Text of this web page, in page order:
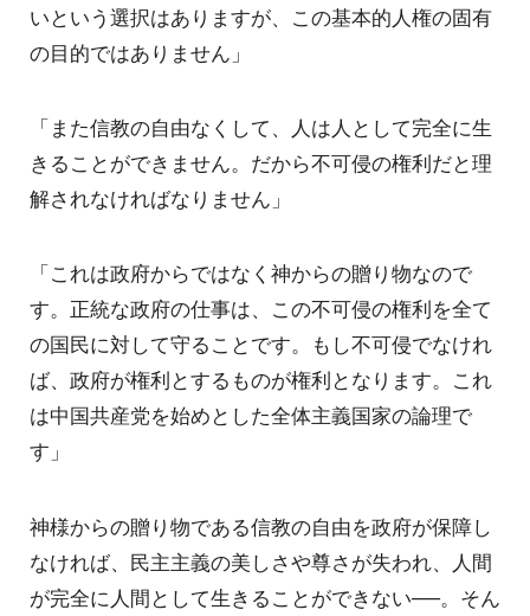
いという選択はありますが、この基本的人権の固有
の目的ではありません」
「また信教の自由なくして、人は人として完全に生
きることができません。だから不可侵の権利だと理
解されなければなりません」
「これは政府からではなく神からの贈り物なので
す。正統な政府の仕事は、この不可侵の権利を全て
の国民に対して守ることです。もし不可侵でなけれ
ば、政府が権利とするものが権利となります。これ
は中国共産党を始めとした全体主義国家の論理で
す」
神様からの贈り物である信教の自由を政府が保障し
なければ、民主主義の美しさや尊さが失われ、人間
が完全に人間として生きることができない──。そん